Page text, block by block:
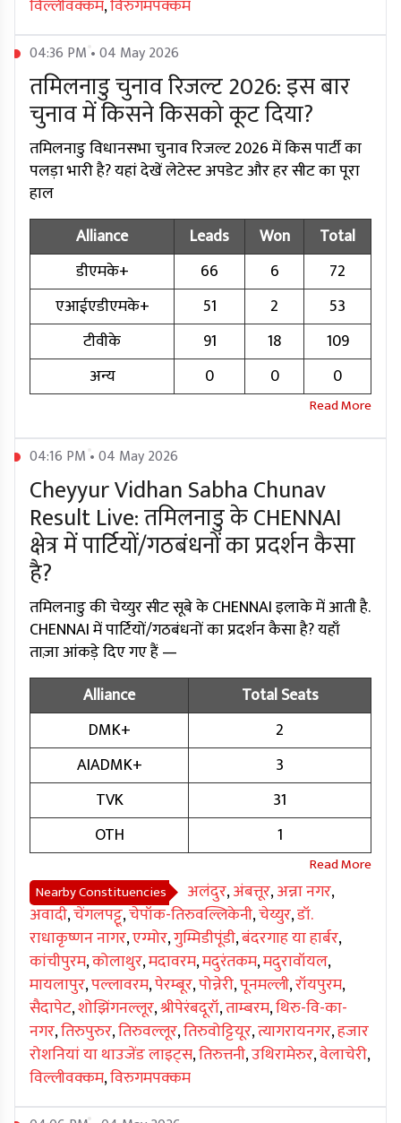
विल्लीवक्कम,विरुगमपक्कम
04:36 PM • 04 May 2026
तमिलनाडु चुनाव रिजल्ट 2026: इस बार
चुनाव में किसने किसको कूट दिया?
तमिलनाडु विधानसभा चुनाव रिजल्ट 2026 में किस पार्टी का
पलड़ा भारी है? यहां देखें लेटेस्ट अपडेट और हर सीट का पूरा
हाल
Alliance
Leads Won
Total
डीएमके+
66 6
72
एआईएडीएमके+
51 2
53
टीवीके
91 18
109
अन्य
0 0 0
04:16 PM • 04 May 2026
Cheyyur Vidhan Sabha Chunav
Result Live: तमिलनाडु के CHENNAI
क्षेत्र में पार्टियों/गठबंधनों का प्रदर्शन कैसा
है?
तमिलनाडु की चेय्युर सीट सूबे के CHENNAI इलाके में आती है.
CHENNAI में पार्टियों/गठबंधनों का प्रदर्शन कैसा है? यहाँ
ताज़ा आंकड़े दिए गए हैं —
Alliance
Total Seats
DMK+
2
AIADMK+
3
TVK
31
OTH
1
Nearby Constituencies अलंदुर,अंबत्तूर,अन्ना नगर,
अवादी,चेंगलपट्टू,चेपॉक-तिरुवल्लिकेनी,चेय्युर,डॉ.
राधाकृष्णन नागर,एग्मोर,गुम्मिडीपूंडी,बंदरगाह या हार्बर,
कांचीपुरम,कोलाथुर,मदावरम,मदुरंतकम,मदुरावॉयल,
मायलापुर,पल्लावरम,पेरम्बूर,पोन्नेरी,पूनमल्ली,रॉयपुरम,
सैदापेट,शोझिंगनल्लूर,श्रीपेरंबदूरॉ,ताम्बरम,थिरु-वि-का-
नगर,तिरुपुरुर,तिरुवल्लूर,तिरुवोट्टियूर,त्यागरायनगर,हजार
रोशनियां या थाउजेंड लाइट्स,तिरुत्तनी,उथिरामेरुर,वेलाचेरी,
विल्लीवक्कम,विरुगमपक्कम